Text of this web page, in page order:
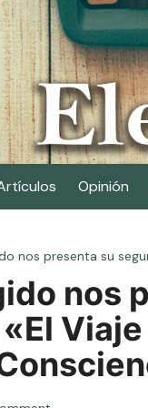
Opinión
nos presenta su
nos